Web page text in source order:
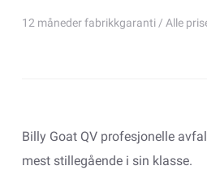
12 måneder fabrikkgaranti / Alle
Billy Goat QV profesjonelle
mest stillegående i sin klasse.